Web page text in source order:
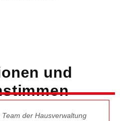
und
der Hausverwaltung